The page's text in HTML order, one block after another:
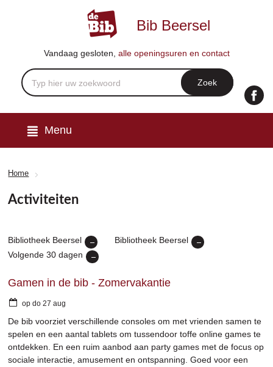
Bib Beersel
Vandaag gesloten alle openingsuren en contact
Menu
Home
Activiteiten
Bibliotheek Beersel
Bibliotheek Beersel
Volgende 30 dagen
Gamen in de bib - Zomervakantie
op do 27 aug
De bib voorziet verschillende consoles om met vrienden samen te
spelen en een aantal tablets om tussendoor toffe online games te
ontdekken. En een ruim aanbod aan party games met de focus op
sociale interactie, amusement en ontspanning. Goed voor een